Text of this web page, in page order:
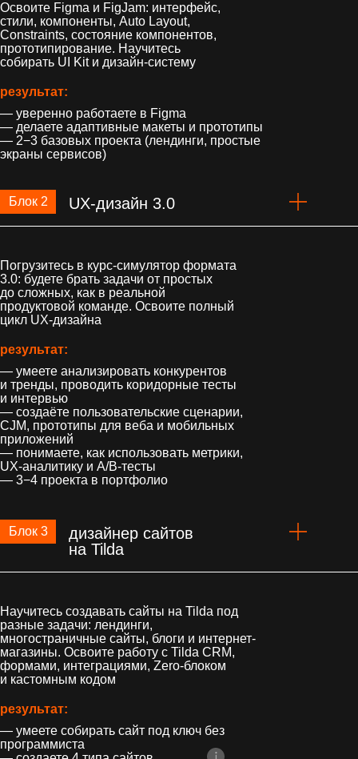
Освоите Figma и FigJam: интерфейс,
стили, компоненты, Auto Layout,
Constraints, состояние компонентов,
прототипирование. Научитесь
собирать UI Kit и дизайн-систему
— уверенно работаете в Figma
— делаете адаптивные макеты и прототипы
— 2−3 базовых проекта (лендинги, простые
экраны сервисов)
результат:
UX-дизайн 3.0
Блок 2
Погрузитесь в курс-симулятор формата
3.0: будете брать задачи от простых
до сложных, как в реальной
продуктовой команде. Освоите полный
цикл UX-дизайна
— умеете анализировать конкурентов
и тренды, проводить коридорные тесты
и интервью
— создаёте пользовательские сценарии,
CJM, прототипы для веба и мобильных
приложений
— понимаете, как использовать метрики,
UX-аналитику и A/B-тесты
— 3−4 проекта в портфолио
результат:
дизайнер сайтов
на Tilda
Блок 3
Научитесь создавать сайты на Tilda под
разные задачи: лендинги,
многостраничные сайты, блоги и интернет-
магазины. Освоите работу с Tilda CRM,
формами, интеграциями, Zero-блоком
и кастомным кодом
— умеете собирать сайт под ключ без
программиста
результат: